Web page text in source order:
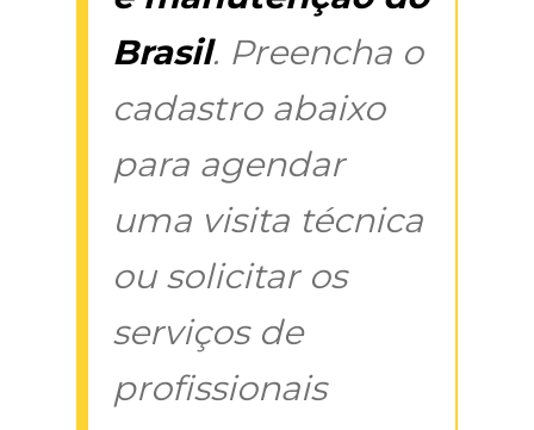
Brasil. Preencha o
cadastro abaixo
para agendar
uma visita técnica
ou solicitar os
serviços de
profissionais